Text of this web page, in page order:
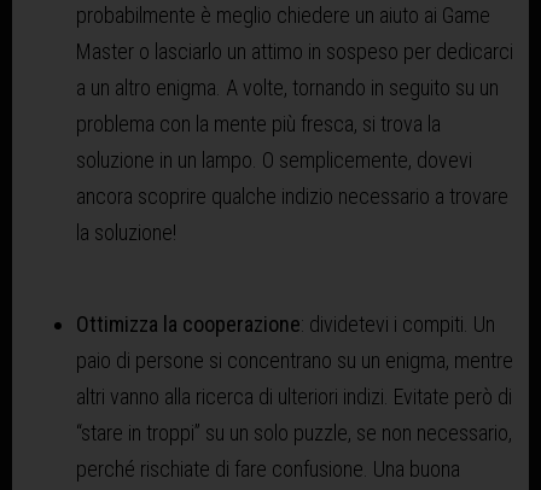
probabilmente è meglio chiedere un aiuto ai Game
Master o lasciarlo un attimo in sospeso per dedicarci
a un altro enigma. A volte, tornando in seguito su un
problema con la mente più fresca, si trova la
soluzione in un lampo. O semplicemente, dovevi
ancora scoprire qualche indizio necessario a trovare
la soluzione!
Ottimizza la cooperazione: dividetevi i compiti. Un
paio di persone si concentrano su un enigma, mentre
altri vanno alla ricerca di ulteriori indizi. Evitate però di
“stare in troppi” su un solo puzzle, se non necessario,
perché rischiate di fare confusione. Una buona